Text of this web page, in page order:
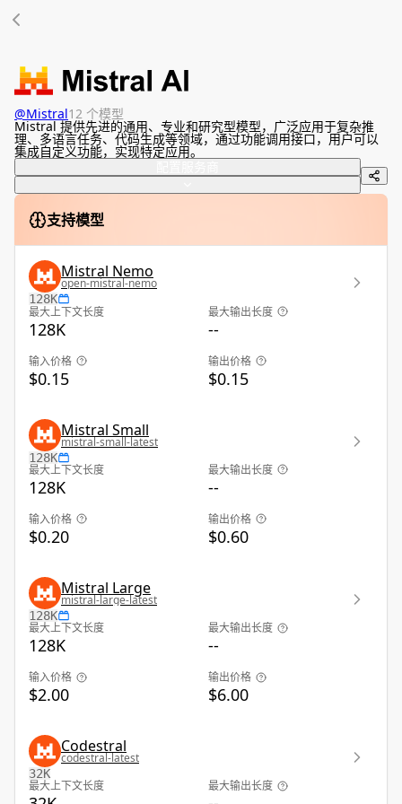
@Mistral12 个模型
Mistral 提供先进的通用、专业和研究型模型，广泛应用于复杂推
理、多语言任务、代码生成等领域，通过功能调用接口，用户可以
集成自定义功能，实现特定应用。
支持模型
Mistral Nemo
open-mistral-nemo
128K
最大上下文长度
128K
最大输出长度
--
输入价格
$0.15
输出价格
$0.15
Mistral Small
mistral-small-latest
128K
最大上下文长度
128K
最大输出长度
--
输入价格
$0.20
输出价格
$0.60
Mistral Large
mistral-large-latest
128K
最大上下文长度
128K
最大输出长度
--
输入价格
$2.00
输出价格
$6.00
Codestral
codestral-latest
32K
最大上下文长度 最大输出长度